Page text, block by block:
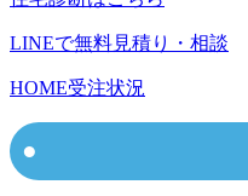
LINEで無料見積り・相談
HOME受注状況